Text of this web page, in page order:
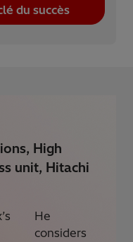
du succès
High
unit, Hitachi
He
considers